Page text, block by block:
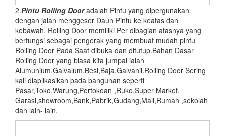
2.Pintu Rolling Dooradalah Pintu yang dipergunakan
dengan jalan menggeser Daun Pintu ke keatas dan
kebawah. Rolling Door memiliki Per dibagian atasnya yang
berfungsi sebagai pengerak yang membuat mudah pintu
Rolling Door Pada Saat dibuka dan ditutup.Bahan Dasar
Rolling Door yang biasa kita jumpai ialah
Alumunium,Galvalum,Besi,Baja,Galvanil.Rolling Door Sering
kali diaplikasikan pada bangunan seperti
Pasar,Toko,Warung,Pertokoan ,Ruko,Super Market,
Garasi,showroom,Bank,Pabrik,Gudang,Mall,Rumah ,sekolah
dan lain- lain.